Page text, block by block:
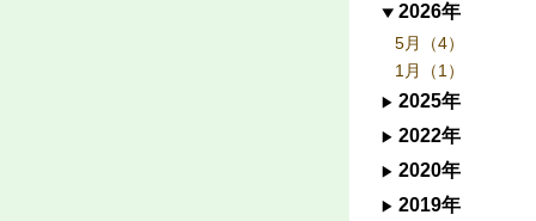
2026年
5月（4）
1月（1）
2025年
2022年
2020年
2019年